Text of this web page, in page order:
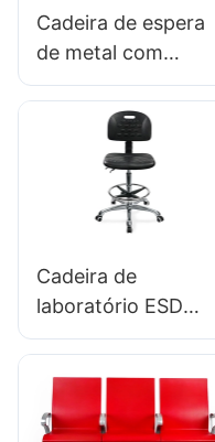
Cadeira de espera
de metal com
assentos de
bancada do
aeroporto LC100
Fornecedor Hewei
Cadeira de
laboratório ESD
ajustável IC022
altura do encosto e
opções de base